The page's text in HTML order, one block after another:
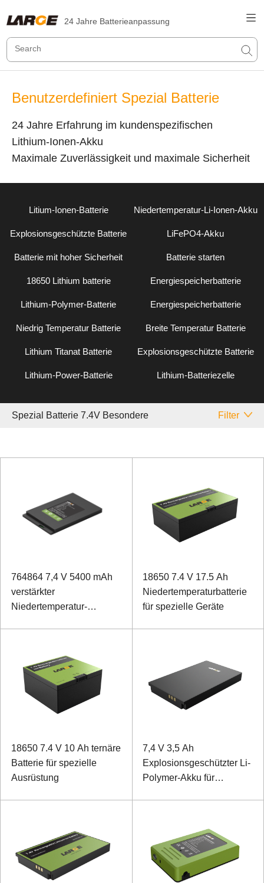
24 Jahre Batterieanpassung
Benutzerdefiniert Spezial Batterie
24 Jahre Erfahrung im kundenspezifischen
Lithium-Ionen-Akku
Maximale Zuverlässigkeit und maximale Sicherheit
Litium-Ionen-Batterie Niedertemperatur-Li-Ionen-Akku
Explosionsgeschützte Batterie LiFePO4-Akku
Batterie mit hoher Sicherheit Batterie starten
18650 Lithium batterie Energiespeicherbatterie
Lithium-Polymer-Batterie Energiespeicherbatterie
Niedrig Temperatur Batterie Breite Temperatur Batterie
Lithium Titanat Batterie Explosionsgeschützte Batterie
Lithium-Power-Batterie Lithium-Batteriezelle
Spezial Batterie 7.4V Besondere Filter
764864 7,4 V 5400 mAh
verstärkter
Niedertemperatur-
18650 7.4 V 17.5 Ah
Niedertemperaturbatterie
für spezielle Geräte
18650 7.4 V 10 Ah ternäre
Batterie für spezielle
Ausrüstung
7,4 V 3,5 Ah
Explosionsgeschützter Li-
Polymer-Akku für